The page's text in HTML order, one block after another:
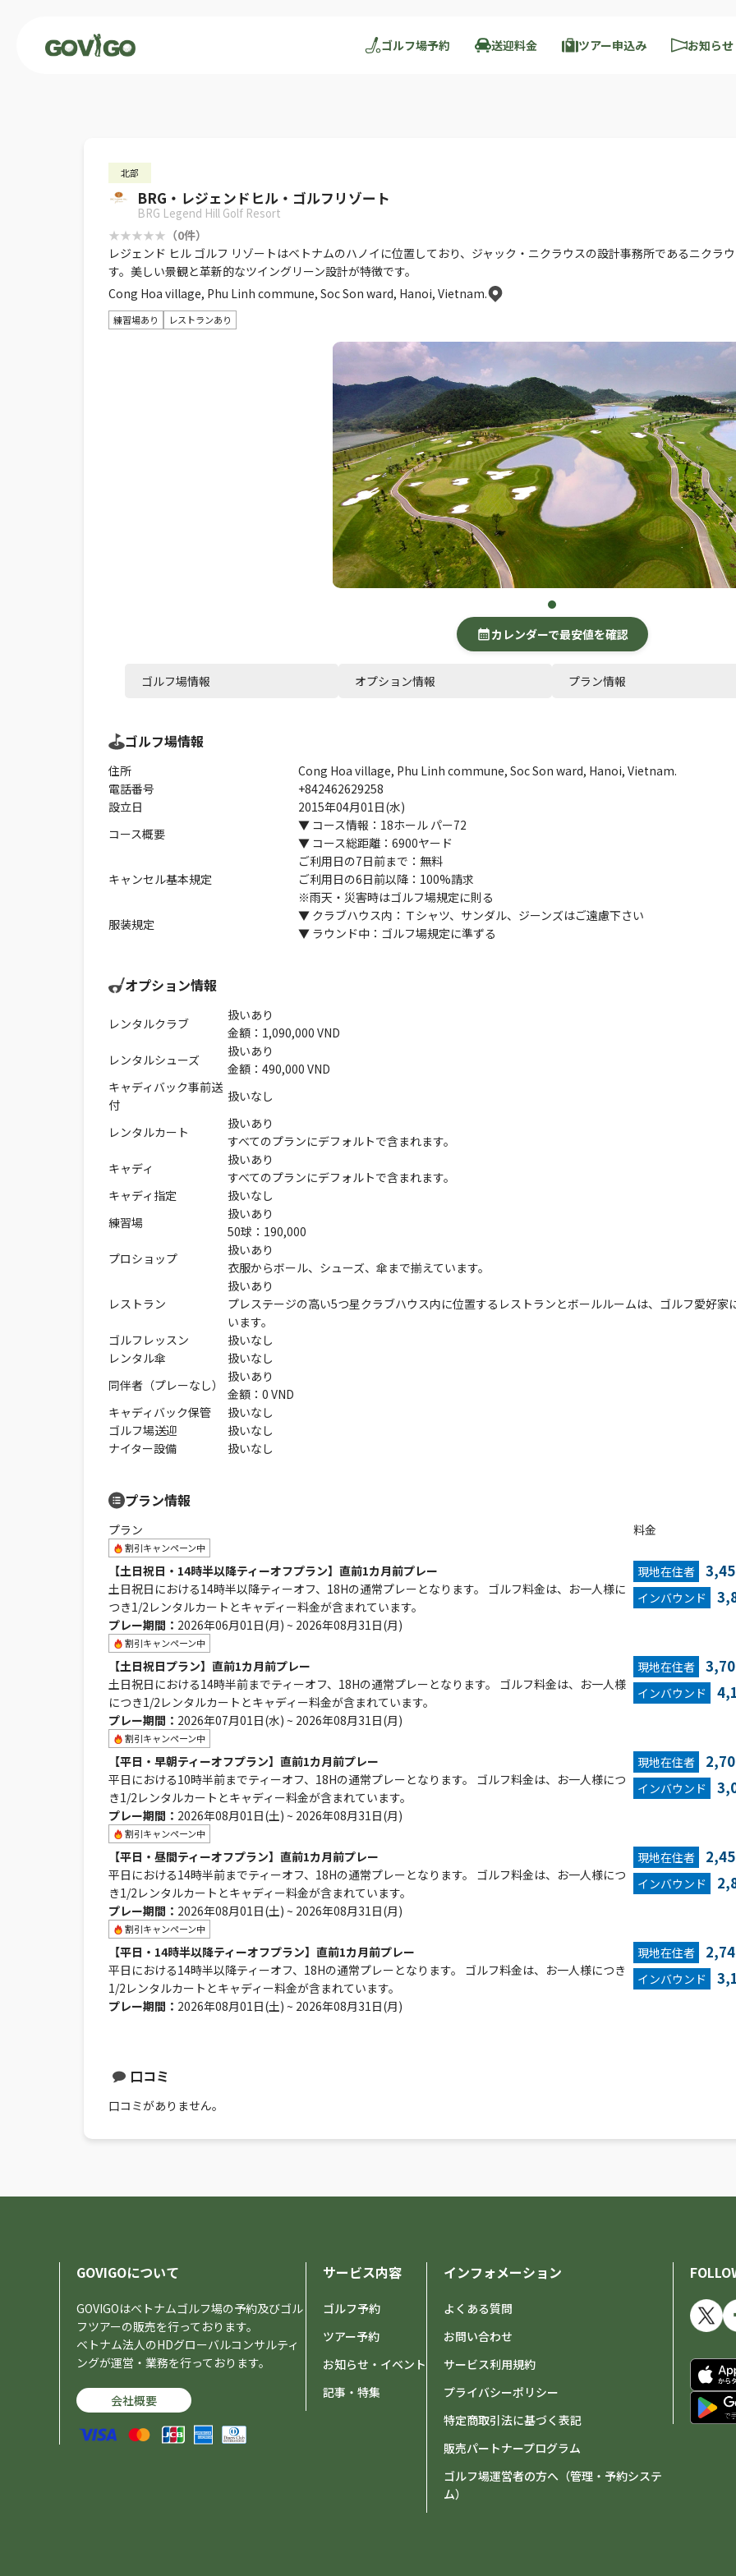
ゴルフ場予約 送迎料金 ツアー申込み お知ら
北部
BRG・レジェンドヒル・ゴルフリゾート
BRG Legend Hill Golf Resort
（0件）
レジェンド ヒル ゴルフ リゾートはベトナムのハノイに位置しており、ジャック・ニクラウスの設計事務所であるニクラ
す。美しい景観と革新的なツイングリーン設計が特徴です。
Cong Hoa village, Phu Linh commune, Soc Son ward, Hanoi, Vietnam.
練習場あり レストランあり
calendar_monthカレンダーで最安値を確認
ゴルフ場情報 オプション情報 プラン情報
ゴルフ場情報
住所
Cong Hoa village, Phu Linh commune, Soc Son ward, Hanoi, Vietnam.
電話番号
+842462629258
設立日
2015年04月01日(水)
コース概要
▼ コース情報：18ホール パー72
▼ コース総距離：6900ヤード
キャンセル基本規定
ご利用日の7日前まで：無料
ご利用日の6日前以降：100%請求
※雨天・災害時はゴルフ場規定に則る
服装規定
▼ クラブハウス内：Ｔシャツ、サンダル、ジーンズはご遠慮下さい
▼ ラウンド中：ゴルフ場規定に準ずる
オプション情報
レンタルクラブ
扱いあり
金額：1,090,000 VND
レンタルシューズ
扱いあり
金額：490,000 VND
キャディバック事前送
付
扱いなし
レンタルカート
扱いあり
すべてのプランにデフォルトで含まれます。
キャディ
扱いあり
すべてのプランにデフォルトで含まれます。
キャディ指定
扱いなし
練習場
扱いあり
50球：190,000
プロショップ
扱いあり
衣服からボール、シューズ、傘まで揃えています。
レストラン
扱いあり
プレステージの高い5つ星クラブハウス内に位置するレストランとボールルームは、ゴルフ愛好
います。
ゴルフレッスン
扱いなし
レンタル傘
扱いなし
同伴者（プレーなし）
扱いあり
金額：0 VND
キャディバック保管
扱いなし
ゴルフ場送迎
扱いなし
ナイター設備
扱いなし
プラン情報
プラン 料金
割引キャンペーン中
【土日祝日・14時半以降ティーオフプラン】直前1カ月前プレー
土日祝日における14時半以降ティーオフ、18Hの通常プレーとなります。 ゴルフ料金は、お一人様に
つき1/2レンタルカートとキャディー料金が含まれています。
プレー期間： 2026年06月01日(月) ~ 2026年08月31日(月)
現地在住者
インバウンド
割引キャンペーン中
【土日祝日プラン】直前1カ月前プレー
土日祝日における14時半前までティーオフ、18Hの通常プレーとなります。 ゴルフ料金は、お一人様
につき1/2レンタルカートとキャディー料金が含まれています。
プレー期間： 2026年07月01日(水) ~ 2026年08月31日(月)
現地在住者
インバウンド
割引キャンペーン中
【平日・早朝ティーオフプラン】直前1カ月前プレー
平日における10時半前までティーオフ、18Hの通常プレーとなります。 ゴルフ料金は、お一人様につ
き1/2レンタルカートとキャディー料金が含まれています。
プレー期間： 2026年08月01日(土) ~ 2026年08月31日(月)
現地在住者
インバウンド
割引キャンペーン中
【平日・昼間ティーオフプラン】直前1カ月前プレー
平日における14時半前までティーオフ、18Hの通常プレーとなります。 ゴルフ料金は、お一人様につ
き1/2レンタルカートとキャディー料金が含まれています。
プレー期間： 2026年08月01日(土) ~ 2026年08月31日(月)
現地在住者
インバウンド
割引キャンペーン中
【平日・14時半以降ティーオフプラン】直前1カ月前プレー
平日における14時半以降ティーオフ、18Hの通常プレーとなります。 ゴルフ料金は、お一人様につき
1/2レンタルカートとキャディー料金が含まれています。
プレー期間： 2026年08月01日(土) ~ 2026年08月31日(月)
現地在住者
インバウンド
口コミ
口コミがありません。
GOVIGOについて
GOVIGOはベトナムゴルフ場の予約及びゴル
フツアーの販売を行っております。
ベトナム法人のHDグローバルコンサルティ
ングが運営・業務を行っております。
会社概要
サービス内容
ゴルフ予約
ツアー予約
お知らせ・イベント
記事・特集
インフォメーション
よくある質問
お問い合わせ
サービス利用規約
プライバシーポリシー
特定商取引法に基づく表記
販売パートナープログラム
ゴルフ場運営者の方へ（管理・予約システ
ム）